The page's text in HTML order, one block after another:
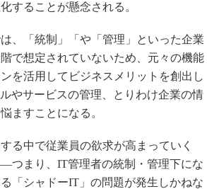
することが懸念される。
、「統制」「や「管理」といった企業
で想定されていないため、元々の機能
を活用してビジネスメリットを創出し
やサービスの管理、とりわけ企業の情
ますことになる。
る中で従業員の欲求が高まっていく
つまり、IT管理者の統制・管理下にな
「シャドーIT」の問題が発生しかねな